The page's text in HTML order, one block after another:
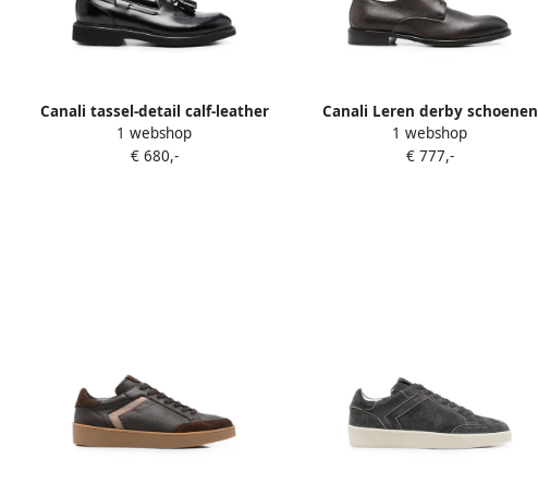
Canali tassel-detail calf-leather
loafers Zwart
1 webshop
€ 680,-
Canali Leren derby schoenen
Bruin
1 webshop
€ 777,-